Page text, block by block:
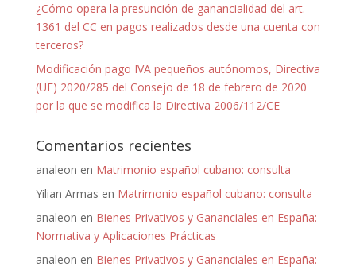
¿Cómo opera la presunción de ganancialidad del art.
1361 del CC en pagos realizados desde una cuenta con
terceros?
Modificación pago IVA pequeños autónomos, Directiva
(UE) 2020/285 del Consejo de 18 de febrero de 2020
por la que se modifica la Directiva 2006/112/CE
Comentarios recientes
analeon en Matrimonio español cubano: consulta
Yilian Armas en Matrimonio español cubano: consulta
analeon en Bienes Privativos y Gananciales en España:
Normativa y Aplicaciones Prácticas
analeon en Bienes Privativos y Gananciales en España: